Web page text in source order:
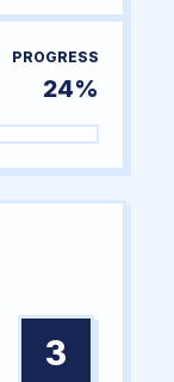
PROGRESS
24%
3